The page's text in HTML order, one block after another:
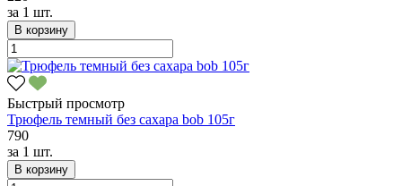
за 1 шт.
В корзину
Быстрый просмотр
Трюфель темный без сахара bob 105г
790
за 1 шт.
В корзину